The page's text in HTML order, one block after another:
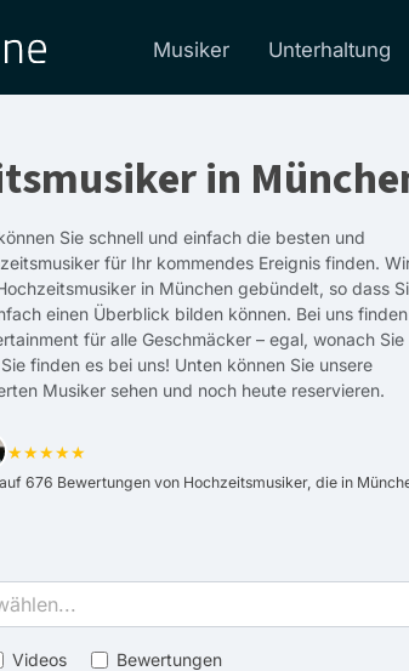
Musiker Unterhaltung
in
Sie schnell und einfach die besten und
für Ihr kommendes Ereignis finden.
in München gebündelt, so dass
einen Überblick bilden können. Bei uns finden
für alle Geschmäcker – egal, wonach Sie
finden es bei uns! Unten können Sie unsere
Musiker sehen und noch heute reservieren.
★★★★★
676 Bewertungen von Hochzeitsmusiker, die in
Videos Bewertungen